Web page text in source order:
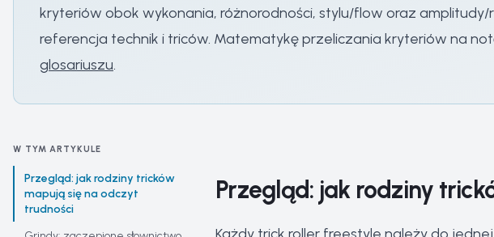
kryteriów obok wykonania, różnorodności, stylu/flow oraz
referencja technik i triców. Matematykę przeliczania kryteriów na
glosariuszu.
W TYM ARTYKULE
Przegląd: jak rodziny tricków
mapują się na odczyt
trudności
Przegląd: jak rodziny